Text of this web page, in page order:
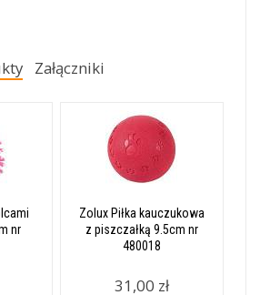
Załączniki
nr
Zolux Piłka kauczukowa
z piszczałką 9.5cm nr
480018
31,00 zł